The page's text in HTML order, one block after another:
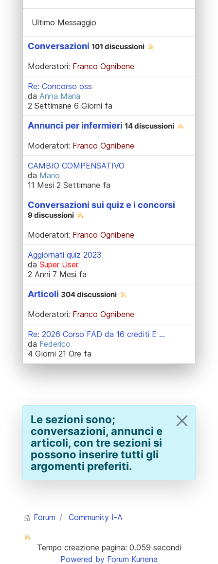
Ultimo Messaggio
Conversazioni 101 discussioni
Moderatori: Franco Ognibene
Re: Concorso oss
da Anna Maria
2 Settimane 6 Giorni fa
Annunci per infermieri 14 discussioni
Moderatori: Franco Ognibene
CAMBIO COMPENSATIVO
da Mario
11 Mesi 2 Settimane fa
Conversazioni sui quiz e i concorsi
9 discussioni
Moderatori: Franco Ognibene
Aggiornati quiz 2023
da Super User
2 Anni 7 Mesi fa
Articoli 304 discussioni
Moderatori: Franco Ognibene
Re: 2026 Corso FAD da 16 crediti E ...
da Federico
4 Giorni 21 Ore fa
Le sezioni sono;
conversazioni, annunci e
articoli, con tre sezioni si
possono inserire tutti gli
argomenti preferiti.
Forum Community I-A
Tempo creazione pagina: 0.059 secondi
Powered by Forum Kunena